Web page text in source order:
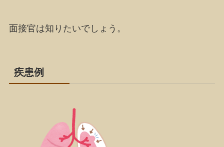
面接官は知りたいでしょう。
疾患例